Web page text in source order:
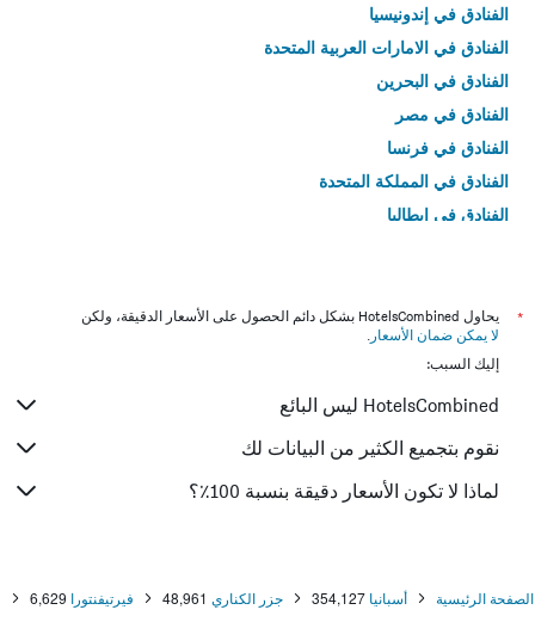
الفنادق في إندونيسيا
الفنادق في الامارات العربية المتحدة
الفنادق في البحرين
الفنادق في مصر
الفنادق في فرنسا
الفنادق في المملكة المتحدة
الفنادق في إيطاليا
*
يحاول HotelsCombined بشكل دائم الحصول على الأسعار الدقيقة، ولكن
لا يمكن ضمان الأسعار .
إليك السبب:
HotelsCombined ليس البائع
نقوم بتجميع الكثير من البيانات لك
لماذا لا تكون الأسعار دقيقة بنسبة 100٪؟
الصفحة الرئيسية أسبانيا 354,127 جزر الكناري 48,961 فيرتيفنتورا 6,629